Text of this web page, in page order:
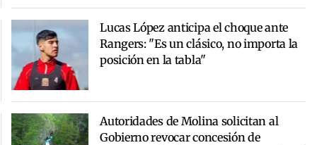
Lucas López anticipa el choque ante
Rangers: "Es un clásico, no importa la
posición en la tabla"
Autoridades de Molina solicitan al
Gobierno revocar concesión de